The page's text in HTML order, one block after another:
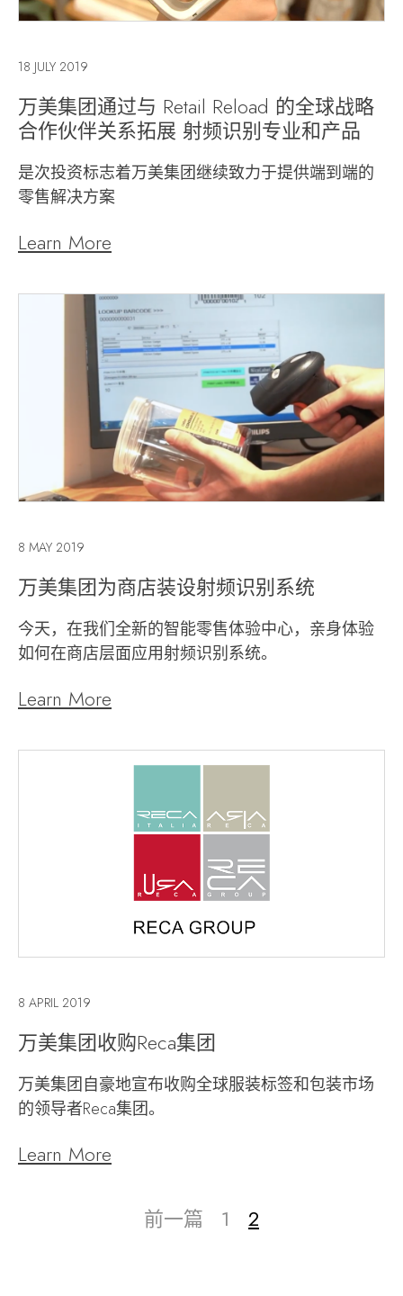
18 JULY 2019
万美集团通过与 Retail Reload 的全球战略
合作伙伴关系拓展 射频识别专业和产品
是次投资标志着万美集团继续致力于提供端到端的
零售解决方案
Learn More
8 MAY 2019
万美集团为商店装设射频识别系统
今天，在我们全新的智能零售体验中心，亲身体验
如何在商店层面应用射频识别系统。
Learn More
8 APRIL 2019
万美集团收购Reca集团
万美集团自豪地宣布收购全球服装标签和包装市场
的领导者Reca集团。
Learn More
前一篇 1 2